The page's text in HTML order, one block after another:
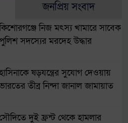
জনপ্রিয় সংবাদ
নিজ মৎস্য খামারে সাবেক
পুলিশ সদস্যের মরদেহ উদ্ধার
ষড়যন্ত্রের সুযোগ দেওয়ায়
তীব্র নিন্দা জানাল জামায়াত
দুই ফ্রন্ট থেকে হামলার